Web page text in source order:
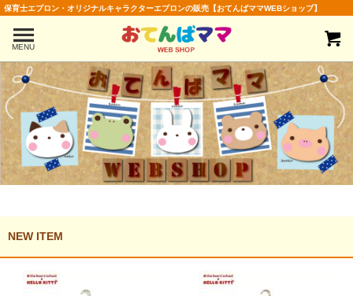
保育士エプロン・オリジナルキャラクターエプロンの販売【おてんばママWEBショップ】
MENU
NEW ITEM